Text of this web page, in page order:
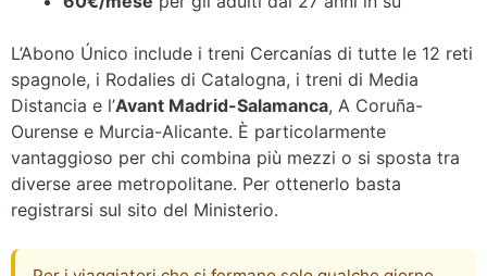
L’Abono Único include i treni Cercanías di tutte le 12 reti
spagnole, i Rodalies di Catalogna, i treni di Media
Distancia e l’Avant Madrid-Salamanca, A Coruña-
Ourense e Murcia-Alicante. È particolarmente
vantaggioso per chi combina più mezzi o si sposta tra
diverse aree metropolitane. Per ottenerlo basta
registrarsi sul sito del Ministerio.